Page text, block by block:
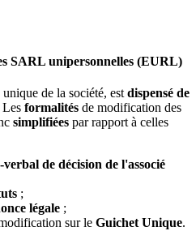
SARL unipersonnelles (EURL)
unique de la société, est dispensé de
Les formalités de modification des
simplifiées par rapport à celles
verbal de décision de l'associé
;
légale ;
sur le Guichet Unique.